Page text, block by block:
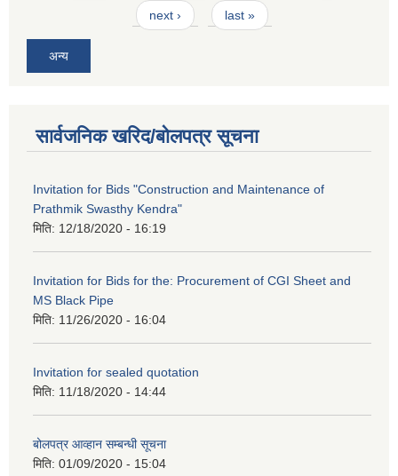
next › last »
अन्य
सार्वजनिक खरिद/बोलपत्र सूचना
Invitation for Bids "Construction and Maintenance of
Prathmik Swasthy Kendra"
मिति: 12/18/2020 - 16:19
Invitation for Bids for the: Procurement of CGI Sheet and
MS Black Pipe
मिति: 11/26/2020 - 16:04
Invitation for sealed quotation
मिति: 11/18/2020 - 14:44
बोलपत्र आव्हान सम्बन्धी सूचना
मिति: 01/09/2020 - 15:04